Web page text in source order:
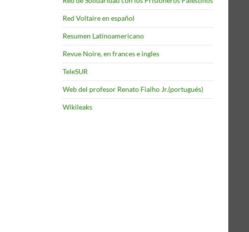
Red Voltaire en español
Resumen Latinoamericano
Revue Noire, en frances e ingles
TeleSUR
Web del profesor Renato Fialho Jr.(portugués)
Wikileaks